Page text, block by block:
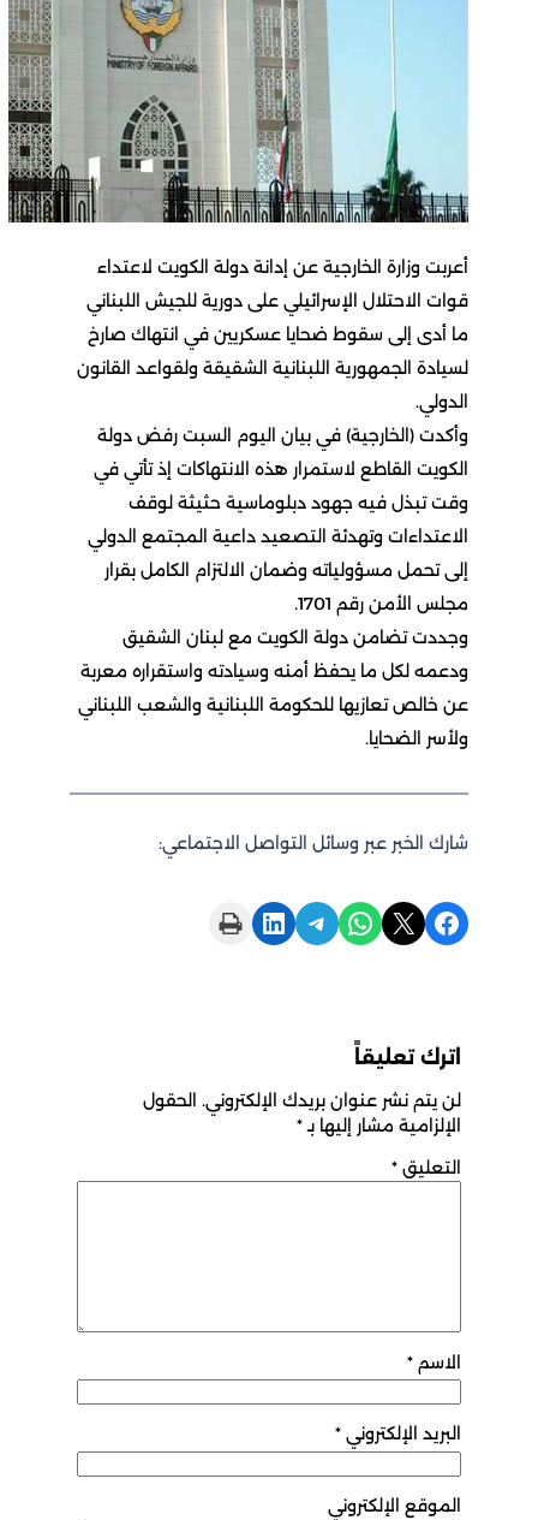
أعربت وزارة الخارجية عن إدانة دولة الكويت لاعتداء
قوات الاحتلال الإسرائيلي على دورية للجيش اللبناني
ما أدى إلى سقوط ضحايا عسكريين في انتهاك صارخ
لسيادة الجمهورية اللبنانية الشقيقة ولقواعد القانون
الدولي.
وأكدت (الخارجية) في بيان اليوم السبت رفض دولة
الكويت القاطع لاستمرار هذه الانتهاكات إذ تأتي في
وقت تبذل فيه جهود دبلوماسية حثيثة لوقف
الاعتداءات وتهدئة التصعيد داعية المجتمع الدولي
إلى تحمل مسؤولياته وضمان الالتزام الكامل بقرار
مجلس الأمن رقم 1701.
وجددت تضامن دولة الكويت مع لبنان الشقيق
ودعمه لكل ما يحفظ أمنه وسيادته واستقراره معربة
عن خالص تعازيها للحكومة اللبنانية والشعب اللبناني
ولأسر الضحايا.
شارك الخبر عبر وسائل التواصل الاجتماعي:
Share on Facebook
Share on X
Share on WhatsApp
Share on Telegram
Share on LinkedIn
Print this Page
اترك تعليقاً
لن يتم نشر عنوان بريدك الإلكتروني. الحقول
الإلزامية مشار إليها بـ*
التعليق *
الاسم *
البريد الإلكتروني *
الموقع الإلكتروني